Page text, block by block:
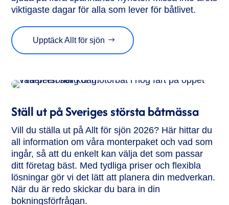
viktigaste dagar för alla som lever för båtlivet.
Upptäck Allt för sjön
Ställ ut på Sveriges största båtmässa
Vill du ställa ut på Allt för sjön 2026? Här hittar du
all information om våra monterpaket och vad som
ingår, så att du enkelt kan välja det som passar
ditt företag bäst. Med tydliga priser och flexibla
lösningar gör vi det lätt att planera din medverkan.
När du är redo skickar du bara in din
bokningsförfrågan.